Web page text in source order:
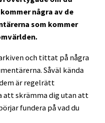
några av de
som kommer
och tittat på några
Såväl kända
är regelrätt
att skrämma dig utan att
fundera på vad du